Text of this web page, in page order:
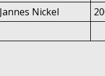
Jannes Nickel